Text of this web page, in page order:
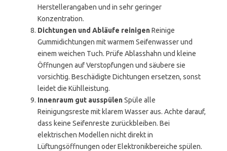
Herstellerangaben und in sehr geringer
Konzentration.
Dichtungen und Abläufe reinigenReinige
Gummidichtungen mit warmem Seifenwasser und
einem weichen Tuch. Prüfe Ablasshahn und kleine
Öffnungen auf Verstopfungen und säubere sie
vorsichtig. Beschädigte Dichtungen ersetzen, sonst
leidet die Kühlleistung.
Innenraum gut ausspülenSpüle alle
Reinigungsreste mit klarem Wasser aus. Achte darauf,
dass keine Seifenreste zurückbleiben. Bei
elektrischen Modellen nicht direkt in
Lüftungsöffnungen oder Elektronikbereiche spülen.